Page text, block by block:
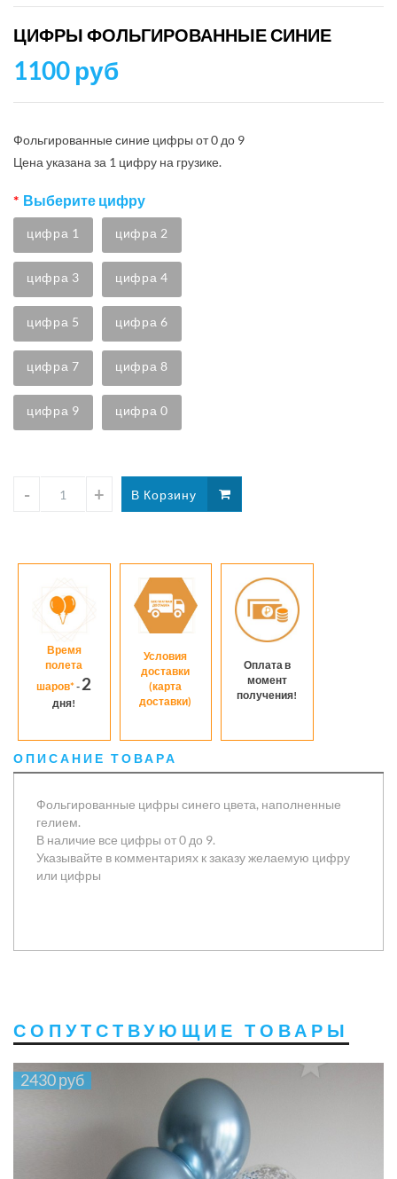
ЦИФРЫ ФОЛЬГИРОВАННЫЕ СИНИЕ
1100 руб
Фольгированные синие цифры от 0 до 9
Цена указана за 1 цифру на грузике.
Выберите цифру
цифра 1 цифра 2
цифра 3 цифра 4
цифра 5 цифра 6
цифра 7 цифра 8
цифра 9 цифра 0
Время
полета
шаров*- 2
дня!
Условия
доставки
(карта
доставки)
Оплата в
момент
получения!
ОПИСАНИЕ ТОВАРА
Фольгированные цифры синего цвета, наполненные
гелием.
В наличие все цифры от 0 до 9.
Указывайте в комментариях к заказу желаемую цифру
или цифры
СОПУТСТВУЮЩИЕ ТОВАРЫ
2430 руб